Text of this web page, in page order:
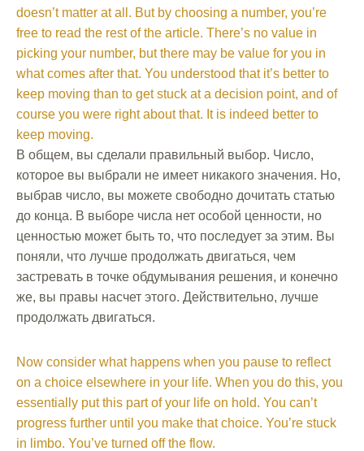
doesn’t matter at all. But by choosing a number, you’re
free to read the rest of the article. There’s no value in
picking your number, but there may be value for you in
what comes after that. You understood that it’s better to
keep moving than to get stuck at a decision point, and of
course you were right about that. It is indeed better to
keep moving.
В общем, вы сделали правильный выбор. Число,
которое вы выбрали не имеет никакого значения. Но,
выбрав число, вы можете свободно дочитать статью
до конца. В выборе числа нет особой ценности, но
ценностью может быть то, что последует за этим. Вы
поняли, что лучше продолжать двигаться, чем
застревать в точке обдумывания решения, и конечно
же, вы правы насчет этого. Действительно, лучше
продолжать двигаться.
Now consider what happens when you pause to reflect
on a choice elsewhere in your life. When you do this, you
essentially put this part of your life on hold. You can’t
progress further until you make that choice. You’re stuck
in limbo. You’ve turned off the flow.